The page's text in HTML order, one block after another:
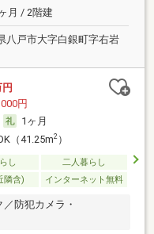
月 / 2階建
八戸市大字白銀町字右岩
円
1ヶ月
（41.25m2）
し
二人暮らし
隣含) インターネット無料
防犯カメラ・